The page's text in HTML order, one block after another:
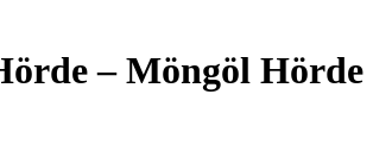
– Möngöl Hörde